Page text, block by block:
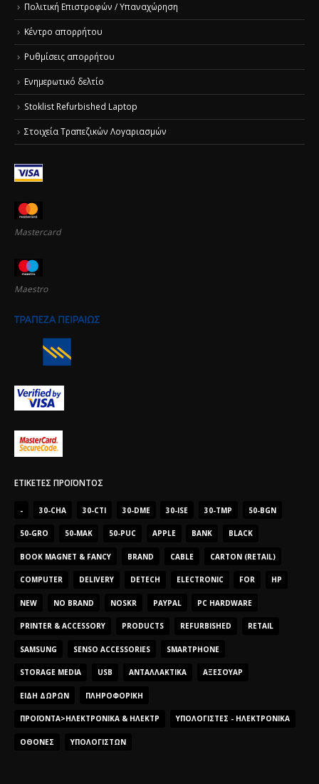
Πολιτική Επιστροφών / Υπαναχώρηση
Κέντρο απορρήτου
Ρυθμίσεις απορρήτου
Ενημερωτικό δελτίο
Stoklist Refurbished Laptop
Στοιχεία Τραπεζικών Λογαριασμών
Mastercard
Maestro
ΕΤΙΚΈΤΕΣ ΠΡΟΪΌΝΤΟΣ
- 30-CHA 30-CTI 30-DME 30-ISE 30-TMP 50-BGN
50-GRO 50-MAK 50-PUC APPLE BANK BLACK
BOOK MAGNET & FANCY BRAND CABLE CARTON (RETAIL)
COMPUTER DELIVERY DETECH ELECTRONIC FOR HP
NEW NO BRAND NOSKR PAYPAL PC HARDWARE
PRINTER & ACCESSORY PRODUCTS REFURBISHED RETAIL
SAMSUNG SENSO ACCESSORIES SMARTPHONE
STORAGE MEDIA USB ΑΝΤΑΛΛΑΚΤΙΚΆ ΑΞΕΣΟΥΆΡ
ΕΊΔΗ ΔΏΡΩΝ ΠΛΗΡΟΦΟΡΙΚΉ
ΠΡΟΪΌΝΤΑ>ΗΛΕΚΤΡΟΝΙΚΆ & ΗΛΕΚΤΡ ΥΠΟΛΟΓΙΣΤΈΣ - ΗΛΕΚΤΡΟΝΙΚΆ
ΟΘΌΝΕΣ ΥΠΟΛΟΓΙΣΤΏΝ